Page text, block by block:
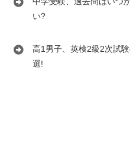
い?
高1男子、英検2級2次試
選!